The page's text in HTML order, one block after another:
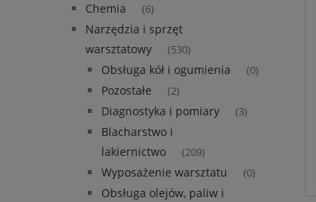
Chemia (6)
Narzędzia i sprzęt
warsztatowy
(530)
Obsługa kół i ogumienia (0)
Pozostałe (2)
Diagnostyka i pomiary (3)
Blacharstwo i
lakiernictwo
(209)
Wyposażenie warsztatu (0)
Obsługa olejów, paliw i